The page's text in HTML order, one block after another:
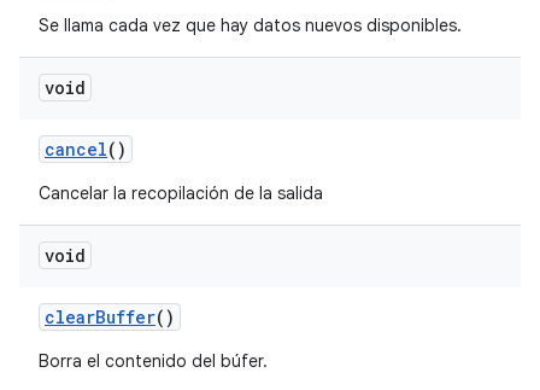
Se llama cada vez que hay datos nuevos disponibles.
void
cancel()
Cancelar la recopilación de la salida
void
clearBuffer()
Borra el contenido del búfer.